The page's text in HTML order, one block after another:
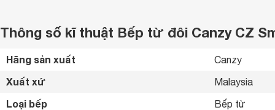
Thông số kĩ thuật Bếp từ đôi Canzy CZ
Hãng sản xuất Canzy
Xuất xứ Malaysia
Loại bếp Bếp từ